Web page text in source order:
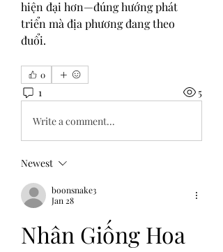
hiện đại hơn—đúng hướng phát
triển mà địa phương đang theo
đuổi.
0
1 5
Write a comment...
Newest
boonsnake3
Jan 28
Nhân Giống Hoa